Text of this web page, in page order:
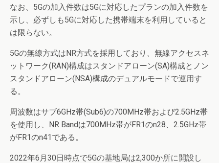
なお、5Gの加入件数は5Gに対応したプランの加入件数を
示し、必ずしも5Gに対応した携帯端末を利用していると
は限らない。
5Gの無線方式はNR方式を採用しており、無線アクセスネ
ットワーク(RAN)構成はスタンドアローン(SA)構成とノン
スタンドアローン(NSA)構成のデュアルモードで運用す
る。
周波数はサブ6GHz帯(Sub6)の700MHz帯および2.5GHz帯
を使用し、NR Bandは700MHz帯がFR1のn28、2.5GHz帯
がFR1のn41である。
2022年6月30日時点で5Gの基地局は2,300か所に開設し